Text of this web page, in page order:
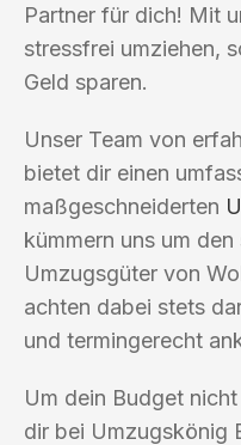
Partner für dich! Mit
stressfrei umziehen,
Geld sparen.
Unser Team von
bietet dir einen
maßgeschneiderten
kümmern uns um
Umzugsgüter von
achten dabei stets
und termingerecht
Um dein Budget
dir bei Umzugskönig